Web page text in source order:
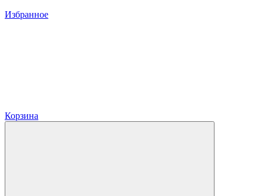
Избранное
Корзина